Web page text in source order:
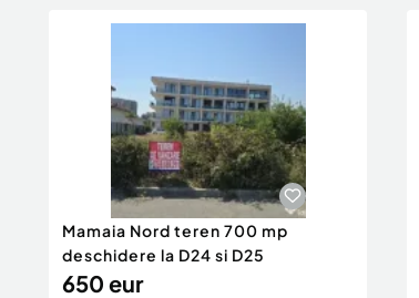
Mamaia Nord teren 700 mp
deschidere la D24 si D25
650 eur